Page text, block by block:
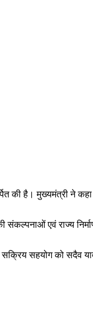
की है। मुख्यमंत्री ने
एवं राज्य
सहयोग को सदैव